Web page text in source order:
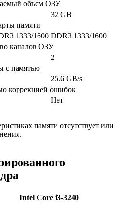
объем ОЗУ
32 GB
памяти
1333/1600 DDR3 1333/1600
каналов ОЗУ
2
с памятью
25.6 GB/s
коррекцией ошибок
Нет
памяти отсутствует или
Intel Core i3-3240